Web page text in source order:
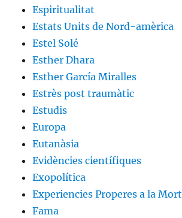
Espiritualitat
Estats Units de Nord-amèrica
Estel Solé
Esther Dhara
Esther García Miralles
Estrès post traumàtic
Estudis
Europa
Eutanàsia
Evidències científiques
Exopolítica
Experiencies Properes a la Mort
Fama